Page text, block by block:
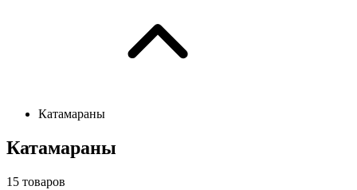
Катамараны
Катамараны
15 товаров